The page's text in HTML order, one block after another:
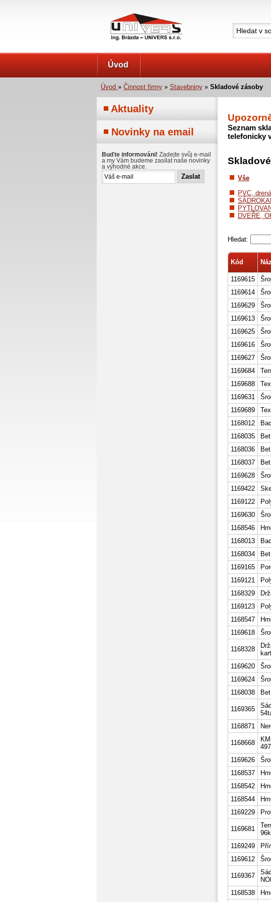
Úvod
Úvod » Činnost firmy » Stavebniny » Skladové zásoby
Seznam
telefonicky
Vše
PVC,
DVEŘE,
Hledat:
Kód
1169615
1169614
1169629
1169613
1169625
1169616
1169627
1169684
1169688
1169631
1169689
1168012
1168035
1168036
1168037
1169628
1169422
1169122
1169630
1168546
1168013
1168034
1169165
1169121
1168329
1169123
1168547
1169618
1168328
1169620
1169624
1168038
1169365
1168871
1168668
1169626
1168537
1168542
1168544
1169229
1169681
1169249
1169612
1169367
1168538
Aktuality
Novinky na email
Buďte informováni! Zadejte svůj e-mail
a my Vám budeme zasílat naše novinky
a výhodné akce.